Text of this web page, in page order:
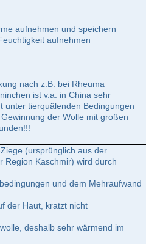
aufnehmen und speichern
aufnehmen
nach z.B. bei Rheuma
ist v.a. in China sehr
unter tierquälenden Bedingungen
der Wolle mit großen
(ursprünglich aus der
Region Kaschmir) wird durch
und dem Mehraufwand
der Haut, kratzt nicht
deshalb sehr wärmend im